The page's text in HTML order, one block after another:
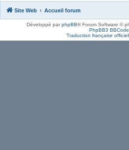
Site Web Accueil forum
Développé parphpBB® Forum Software ©
PhpBB3
Traduction française